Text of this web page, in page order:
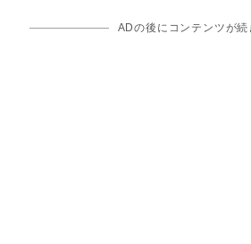
ADの後にコンテンツが続